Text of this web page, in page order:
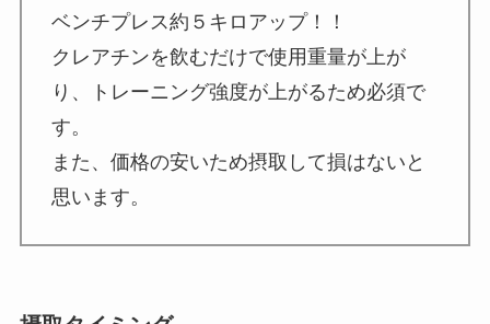
ベンチプレス約５キロアップ！！
クレアチンを飲むだけで使用重量が上が
り、トレーニング強度が上がるため必須で
す。
また、価格の安いため摂取して損はないと
思います。